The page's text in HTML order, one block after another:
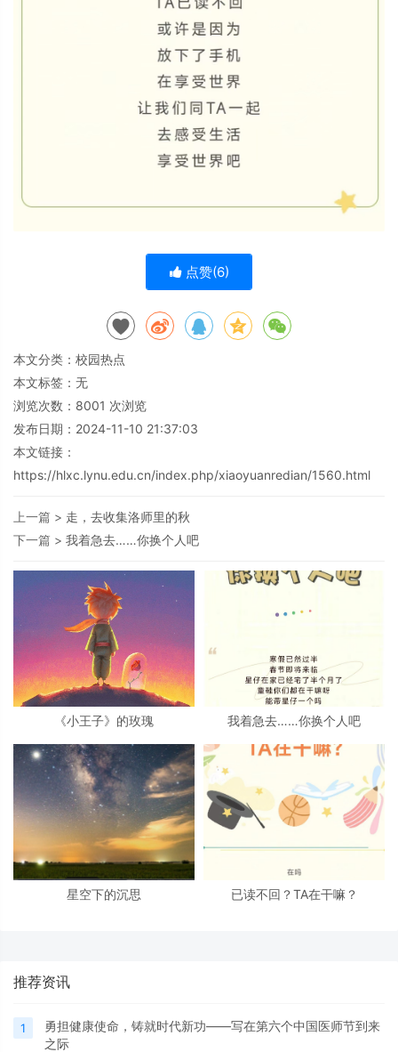
点赞(6)
本文分类： 校园热点
本文标签：无
浏览次数： 8001 次浏览
发布日期：2024-11-10 21:37:03
本文链接：
https://hlxc.lynu.edu.cn/index.php/xiaoyuanredian/1560.html
上一篇 > 走，去收集洛师里的秋
下一篇 > 我着急去……你换个人吧
《小王子》的玫瑰 我着急去……你换个人吧
星空下的沉思 已读不回？TA在干嘛？
推荐资讯
1
勇担健康使命，铸就时代新功——写在第六个中国医师节到来
之际